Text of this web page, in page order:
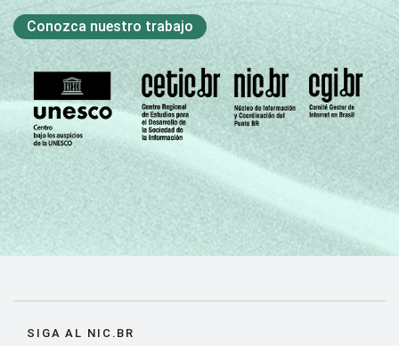
Conozca nuestro trabajo
SIGA AL NIC.BR